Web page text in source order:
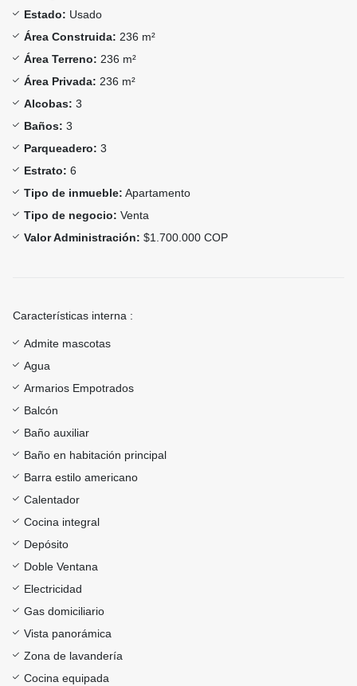
Estado: Usado
Área Construida: 236 m²
Área Terreno: 236 m²
Área Privada: 236 m²
Alcobas: 3
Baños: 3
Parqueadero: 3
Estrato: 6
Tipo de inmueble: Apartamento
Tipo de negocio: Venta
Valor Administración: $1.700.000 COP
Características interna :
Admite mascotas
Agua
Armarios Empotrados
Balcón
Baño auxiliar
Baño en habitación principal
Barra estilo americano
Calentador
Cocina integral
Depósito
Doble Ventana
Electricidad
Gas domiciliario
Vista panorámica
Zona de lavandería
Cocina equipada